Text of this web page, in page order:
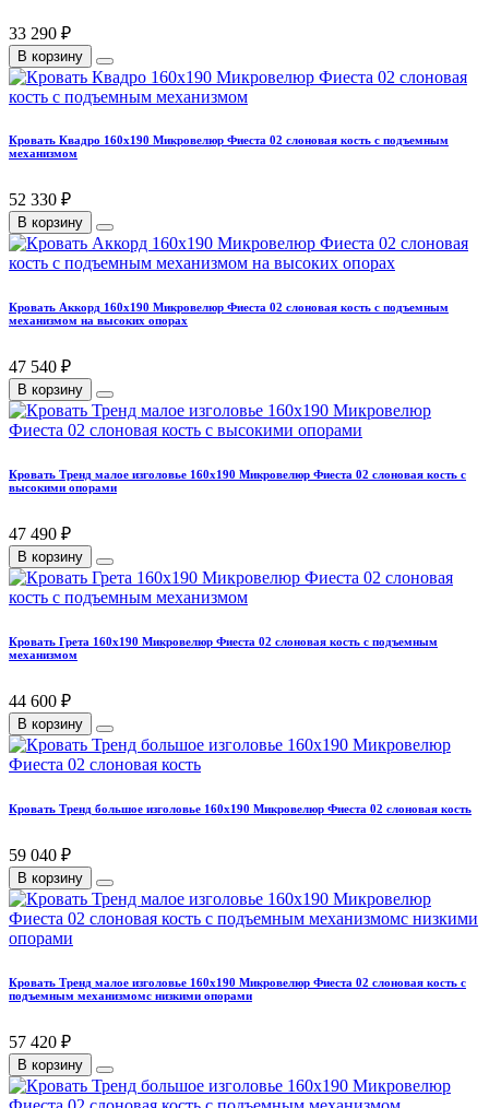
33 290 ₽
В корзину
Кровать Квадро 160х190 Микровелюр Фиеста 02 слоновая кость с подъемным
механизмом
52 330 ₽
В корзину
Кровать Аккорд 160х190 Микровелюр Фиеста 02 слоновая кость с подъемным
механизмом на высоких опорах
47 540 ₽
В корзину
Кровать Тренд малое изголовье 160х190 Микровелюр Фиеста 02 слоновая кость с
высокими опорами
47 490 ₽
В корзину
Кровать Грета 160х190 Микровелюр Фиеста 02 слоновая кость с подъемным
механизмом
44 600 ₽
В корзину
Кровать Тренд большое изголовье 160х190 Микровелюр Фиеста 02 слоновая кость
59 040 ₽
В корзину
Кровать Тренд малое изголовье 160х190 Микровелюр Фиеста 02 слоновая кость с
подъемным механизмомс низкими опорами
57 420 ₽
В корзину